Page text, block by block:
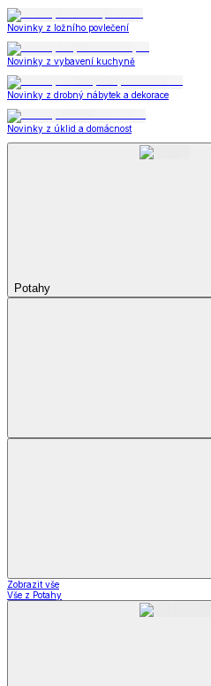
Novinky z ložního povlečení
Novinky z vybavení kuchyně
Novinky z drobný nábytek a dekorace
Novinky z úklid a domácnost
Potahy
Zobrazit vše
Vše z Potahy